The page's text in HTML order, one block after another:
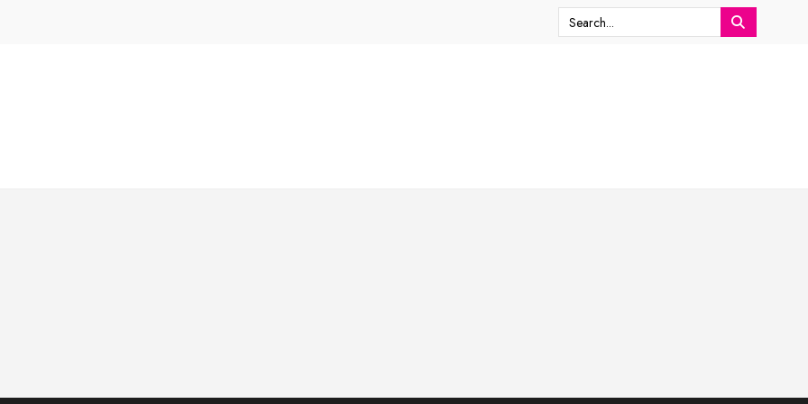
Search
for: